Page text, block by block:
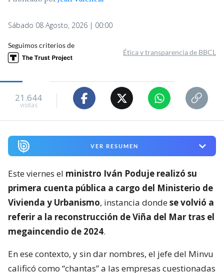
Sábado 08 Agosto, 2026 | 00:00
Seguimos criterios de
Ética y transparencia de BBCL
21.644
visitas
VER RESUMEN
Este viernes el ministro Iván Poduje realizó su
primera cuenta pública a cargo del Ministerio de
Vivienda y Urbanismo, instancia dondese volvió a
referir a la reconstrucción de Viña del Mar tras el
megaincendio de 2024.
En ese contexto, y sin dar nombres, el jefe del Minvu
calificó como “chantas” a las empresas cuestionadas